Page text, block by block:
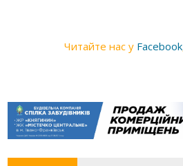
Читайте нас у Facebook